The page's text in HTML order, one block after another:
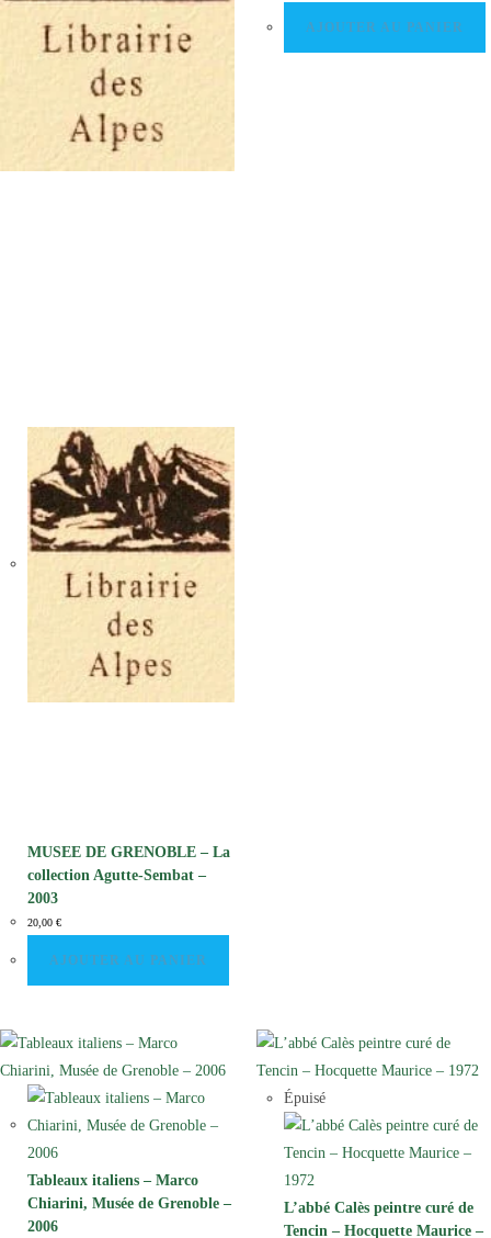
MUSEE DE GRENOBLE – La
collection Agutte-Sembat –
2003
20,00 €
AJOUTER AU PANIER
AJOUTER AU PANIER
Tableaux italiens – Marco
Chiarini, Musée de Grenoble –
2006
Épuisé
L’abbé Calès peintre curé de
Tencin – Hocquette Maurice –